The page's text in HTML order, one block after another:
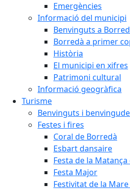
Emergències
Informació del municipi
Benvinguts a
Borredà a primer
Història
El municipi en xifres
Patrimoni cultural
Informació geogràfica
Turisme
Benvinguts i
Festes i fires
Coral de Borredà
Esbart dansaire
Festa de la
Festa Major
Festivitat de la